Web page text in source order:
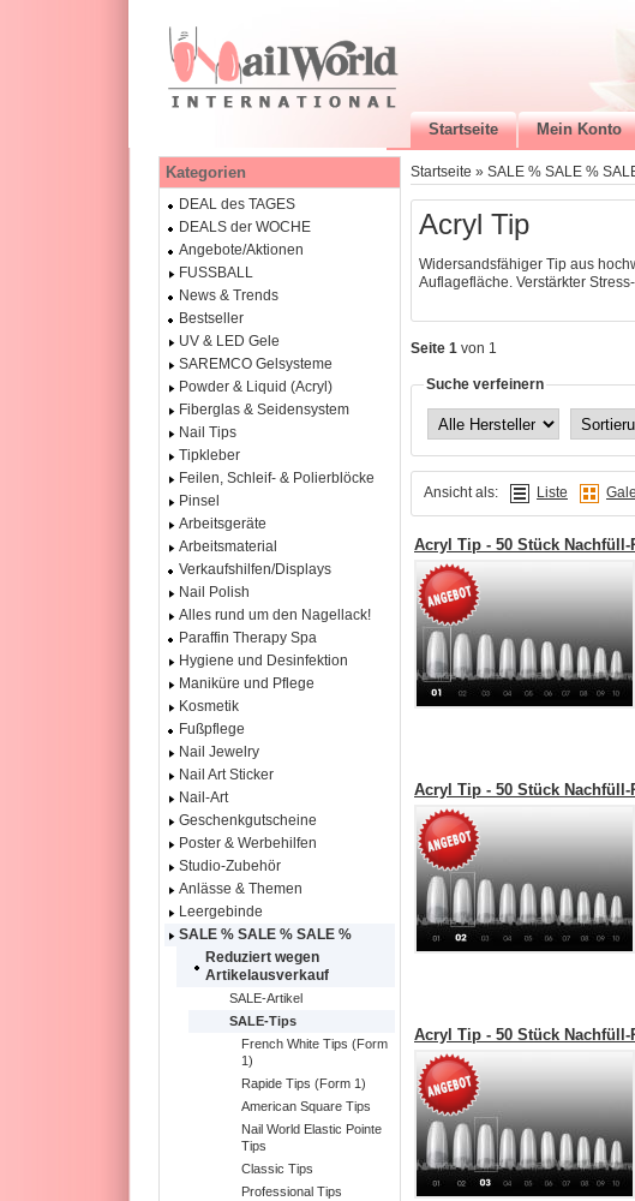
Startseite Mein Konto
Startseite » SALE % SALE %
Acryl Tip
Widersandsfähiger Tip aus
Auflagefläche. Verstärkter
Seite 1 von 1
Suche verfeinern
Ansicht als: Liste
Acryl Tip - 50 Stück Nachfüll-
Acryl Tip - 50 Stück Nachfüll-
Acryl Tip - 50 Stück Nachfüll-
Kategorien
DEAL des TAGES
DEALS der WOCHE
Angebote/Aktionen
FUSSBALL
News & Trends
Bestseller
UV & LED Gele
SAREMCO Gelsysteme
Powder & Liquid (Acryl)
Fiberglas & Seidensystem
Nail Tips
Tipkleber
Feilen, Schleif- & Polierblöcke
Pinsel
Arbeitsgeräte
Arbeitsmaterial
Verkaufshilfen/Displays
Nail Polish
Alles rund um den Nagellack!
Paraffin Therapy Spa
Hygiene und Desinfektion
Maniküre und Pflege
Kosmetik
Fußpflege
Nail Jewelry
Nail Art Sticker
Nail-Art
Geschenkgutscheine
Poster & Werbehilfen
Studio-Zubehör
Anlässe & Themen
Leergebinde
SALE % SALE % SALE %
Reduziert wegen
Artikelausverkauf
SALE-Artikel
SALE-Tips
French White Tips (Form
1)
Rapide Tips (Form 1)
American Square Tips
Nail World Elastic Pointe
Tips
Classic Tips
Professional Tips